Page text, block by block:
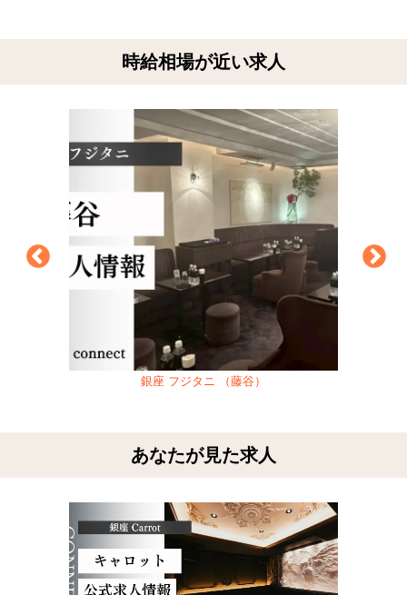
時給相場が近い求人
銀座 フジタニ （藤谷）
あなたが見た求人